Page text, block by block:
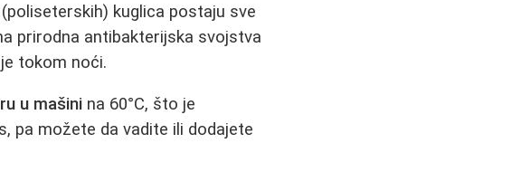
kuglica postaju sve
prirodna antibakterijska svojstva
tokom noći.
u mašini na 60°C, što je
pa možete da vadite ili dodajete